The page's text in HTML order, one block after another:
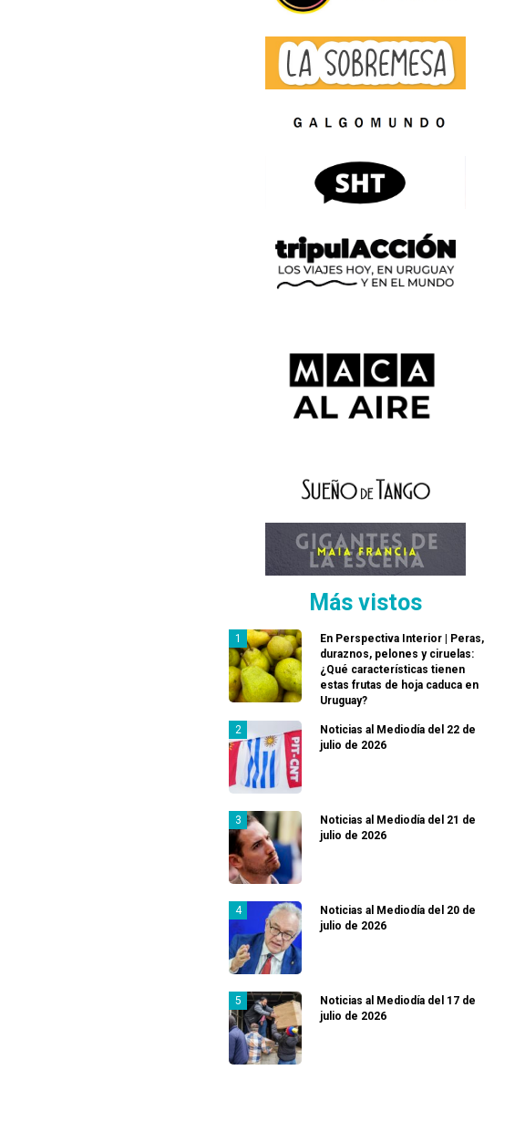
Más vistos
En Perspectiva Interior | Peras,
duraznos, pelones y ciruelas:
¿Qué características tienen
estas frutas de hoja caduca en
Uruguay?
Noticias al Mediodía del 22 de
julio de 2026
Noticias al Mediodía del 21 de
julio de 2026
Noticias al Mediodía del 20 de
julio de 2026
Noticias al Mediodía del 17 de
julio de 2026